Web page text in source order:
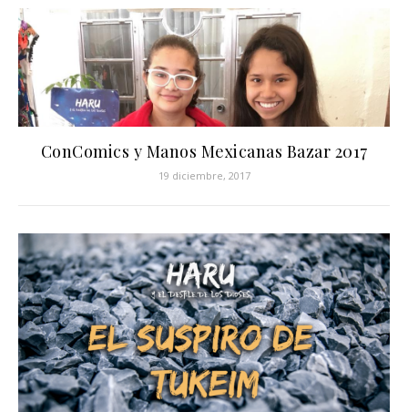
ConComics y Manos Mexicanas Bazar 2017
19 diciembre, 2017